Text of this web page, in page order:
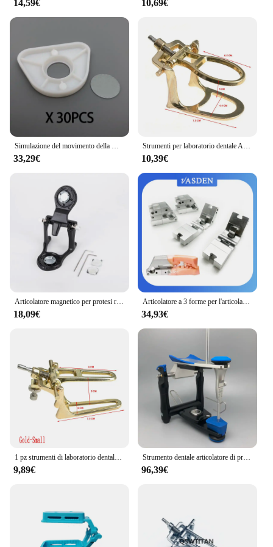
14,59€ 10,69€
Simulazione del movimento della mascella articolatore artex bn mini size articolatore preciso laboratorio odontotecnico
33,29€
Strumenti per laboratorio dentale Articolatore per denti per protesi Attrezzatura regolabile Articolatore per laboratorio dentale Prodotto per laboratorio odontoiatrico
10,39€
18,09€
Articolatore a 3 forme per l'articolazione dei modelli di laboratorio digitale Supporto per stampa 3D dentale
34,93€
9,89€
Strumento dentale articolatore di precisione funzionale dentale per modello Artex BN modello di gesso in scala accurata lavoro spedizione gratuita
96,39€